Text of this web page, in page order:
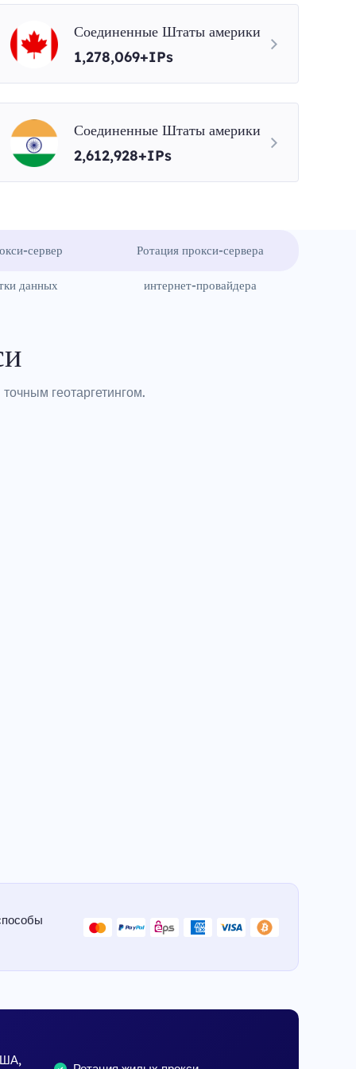
Соединенные Штаты америки
1,278,069+IPs
Соединенные Штаты америки
2,612,928+IPs
сервер
данных
Ротация прокси-сервера
интернет-провайдера
геотаргетингом.